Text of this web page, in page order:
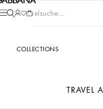
Artikelsuche...
COLLECTIONS
TRAVEL